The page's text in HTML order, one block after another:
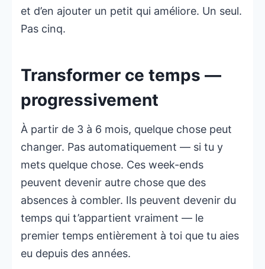
et d’en ajouter un petit qui améliore. Un seul.
Pas cinq.
Transformer ce temps —
progressivement
À partir de 3 à 6 mois, quelque chose peut
changer. Pas automatiquement — si tu y
mets quelque chose. Ces week-ends
peuvent devenir autre chose que des
absences à combler. Ils peuvent devenir du
temps qui t’appartient vraiment — le
premier temps entièrement à toi que tu aies
eu depuis des années.